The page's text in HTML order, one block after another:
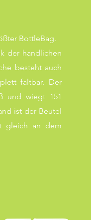
BottleBag.
der handlichen
besteht auch
faltbar. Der
und wiegt 151
ist der Beutel
gleich an dem